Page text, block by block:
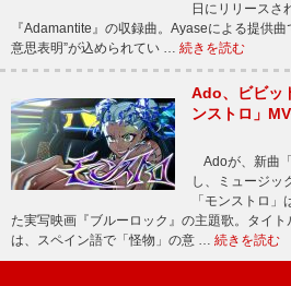
日にリリースさ
『Adamantite』の収録曲。Ayaseによる提供曲
意思表明”が込められてい … 続きを読む
Ado、ビビッ
ンストロ」
Adoが、新曲
し、ミュージ
「モンストロ
た実写映画『ブルーロック』の主題歌。タイト
は、スペイン語で「怪物」の意 … 続きを読む